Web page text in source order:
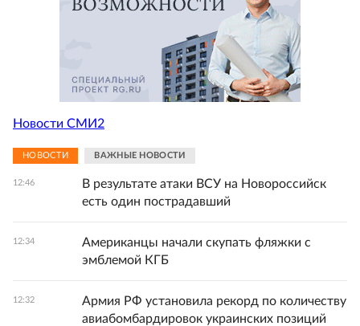
Новости СМИ2
НОВОСТИ ВАЖНЫЕ НОВОСТИ
12:46
В результате атаки ВСУ на Новороссийск
есть один пострадавший
12:34
Американцы начали скупать фляжки с
эмблемой КГБ
12:32
Армия РФ установила рекорд по количеству
авиабомбардировок украинских позиций